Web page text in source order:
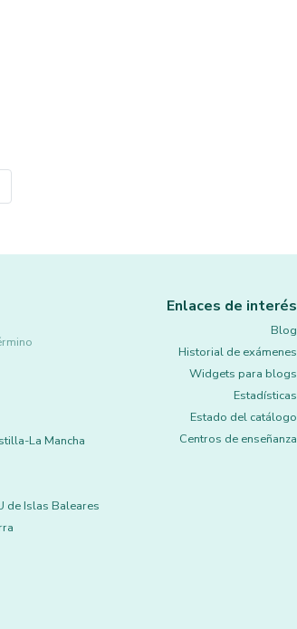
La Mancha
de Islas Baleares
Enlaces de interés
Blog
Historial de exámenes
Widgets para blogs
Estadísticas
Estado del catálogo
Centros de enseñanza